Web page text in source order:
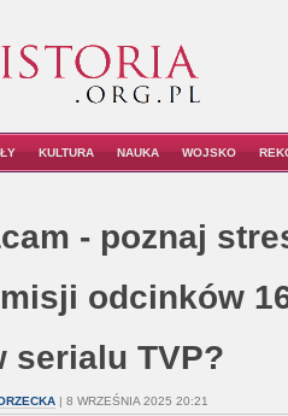
KULTURA NAUKA WOJSKO
- poznaj
odcinków
serialu TVP?
| 8 WRZEŚNIA 2025 20:21